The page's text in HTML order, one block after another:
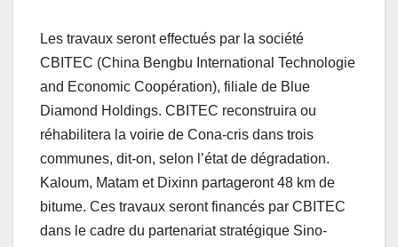
Les travaux seront effectués par la société
CBITEC (China Bengbu International Technologie
and Economic Coopération), filiale de Blue
Diamond Holdings. CBITEC reconstruira ou
réhabilitera la voirie de Cona-cris dans trois
communes, dit-on, selon l’état de dégradation.
Kaloum, Matam et Dixinn partageront 48 km de
bitume. Ces travaux seront financés par CBITEC
dans le cadre du partenariat stratégique Sino-